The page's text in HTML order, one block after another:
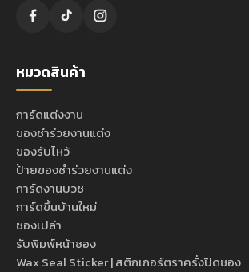
หมวดสินค้า
การ์ดแต่งงาน
ของชำร่วยงานแต่ง
ของรับไหว้
ป้ายของชำร่วยงานแต่ง
การ์ดงานบวช
การ์ดขึ้นบ้านใหม่
ซองเปล่า
รับพิมพ์หน้าซอง
Wax Seal Sticker | สติกเกอร์ตราครั่งปิดซอง